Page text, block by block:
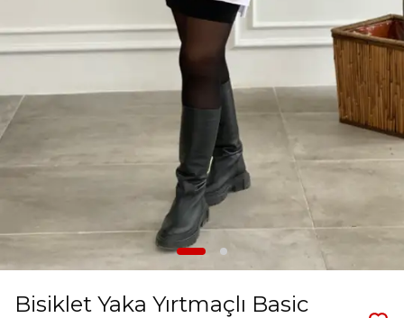
Bisiklet Yaka Yırtmaçlı Basic